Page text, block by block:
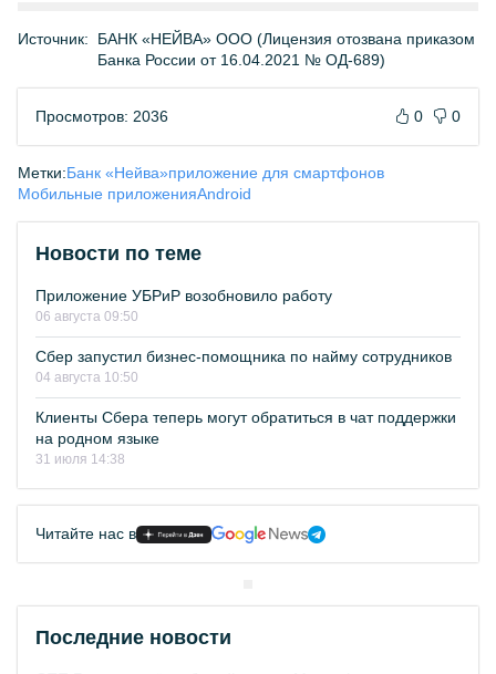
Источник:
БАНК «НЕЙВА» ООО (Лицензия отозвана приказом
Банка России от 16.04.2021 № ОД-689)
Просмотров: 2036 0 0
Метки:Банк «Нейва»приложение для смартфонов
Мобильные приложенияAndroid
Новости по теме
Приложение УБРиР возобновило работу
06 августа 09:50
Сбер запустил бизнес-помощника по найму сотрудников
04 августа 10:50
Клиенты Сбера теперь могут обратиться в чат поддержки
на родном языке
31 июля 14:38
Читайте нас в
Последние новости